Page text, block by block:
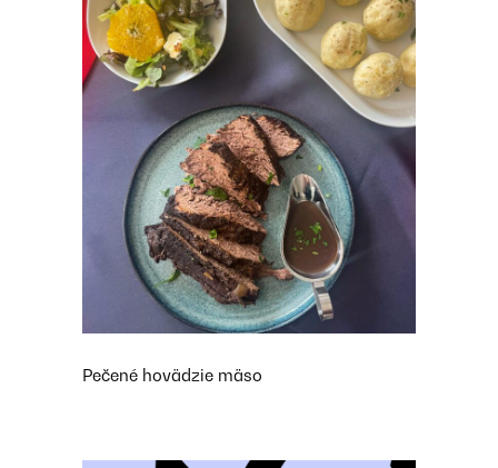
Pečené hovädzie mäso